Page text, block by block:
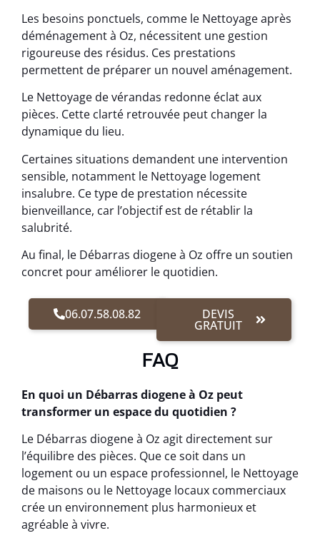
Les besoins ponctuels, comme le Nettoyage après
déménagement à Oz, nécessitent une gestion
rigoureuse des résidus. Ces prestations
permettent de préparer un nouvel aménagement.
Le Nettoyage de vérandas redonne éclat aux
pièces. Cette clarté retrouvée peut changer la
dynamique du lieu.
Certaines situations demandent une intervention
sensible, notamment le Nettoyage logement
insalubre. Ce type de prestation nécessite
bienveillance, car l’objectif est de rétablir la
salubrité.
Au final, le Débarras diogene à Oz offre un soutien
concret pour améliorer le quotidien.
06.07.58.08.82 DEVIS
GRATUIT
FAQ
En quoi un Débarras diogene à Oz peut
transformer un espace du quotidien ?
Le Débarras diogene à Oz agit directement sur
l’équilibre des pièces. Que ce soit dans un
logement ou un espace professionnel, le Nettoyage
de maisons ou le Nettoyage locaux commerciaux
crée un environnement plus harmonieux et
agréable à vivre.